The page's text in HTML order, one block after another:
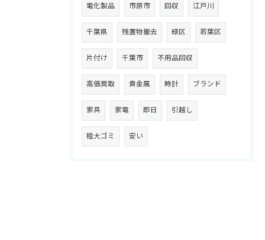
電化製品 市原市 回収 江戸川
千葉県 残置物撤去 緑区 若葉区
片付け 千葉市 不用品回収
高価買取 貴金属 時計 ブランド
家具 家電 即日 引越し
粗大ゴミ 安い